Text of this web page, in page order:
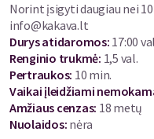
A. Čechovo ankstyvoji
Lietuvos teatruose,
atpažįstamos žmonių
susikirtimas su tikrove.
pasikeitė? O mūsų
sistemos, technologijos,
verkia lygiai taip pat.
aštriau, ironiškiau ir kai
Norint įsigyti daugiau nei
info@kakava.lt
Durys atidaromos: 17:00
Renginio trukmė: 1,5 val.
Pertraukos: 10 min.
Vaikai įleidžiami
Amžiaus cenzas: 18 metų
Nuolaidos: nėra